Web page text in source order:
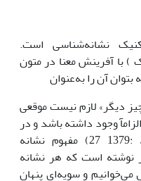
نشانه‌شناسی است.
) با آفرینش معنا در متون
آن را به‌عنوان
دیگر» لازم نیست موقعی
وجود داشته باشد و در
جایی قرار گرفته باشد (آسابرگر، :1379 27) مفهوم نشانه
نوشته است که هر نشانه
و سویه‌ای پنهان